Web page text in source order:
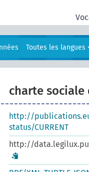
Toutes les langues
charte sociale
http://
status/CURRENT
http://